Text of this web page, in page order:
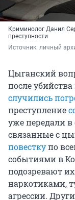
Криминолог Данил
преступности
Источник: личный
Цыганский
после
случились
преступление
уже передали
связанные с
повесткупо
событиями в
подозревают
наркотиками,
агрессии.